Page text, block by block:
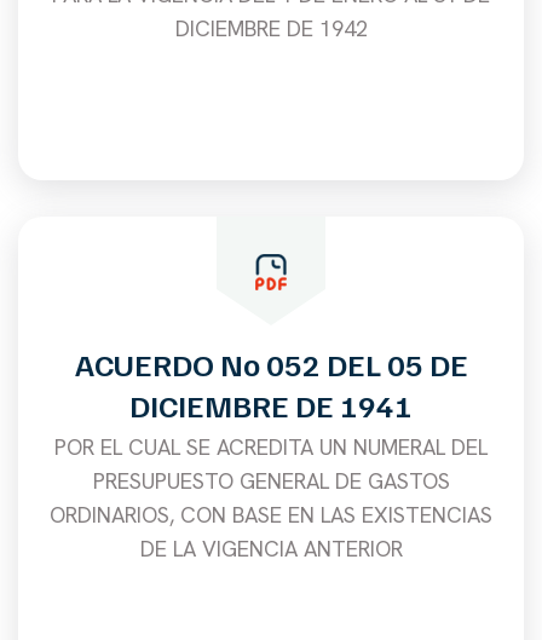
DICIEMBRE DE 1942
ACUERDO No 052 DEL 05 DE
DICIEMBRE DE 1941
POR EL CUAL SE ACREDITA UN NUMERAL DEL
PRESUPUESTO GENERAL DE GASTOS
ORDINARIOS, CON BASE EN LAS EXISTENCIAS
DE LA VIGENCIA ANTERIOR